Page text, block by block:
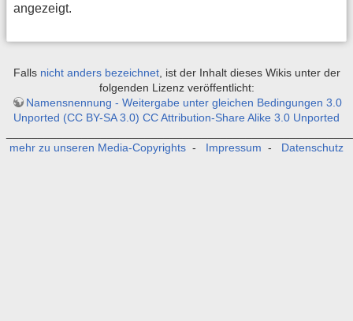
angezeigt.
Falls nicht anders bezeichnet, ist der Inhalt dieses Wikis unter der
folgenden Lizenz veröffentlicht:
Namensnennung - Weitergabe unter gleichen Bedingungen 3.0
Unported (CC BY-SA 3.0) CC Attribution-Share Alike 3.0 Unported
mehr zu unseren Media-Copyrights - Impressum - Datenschutz